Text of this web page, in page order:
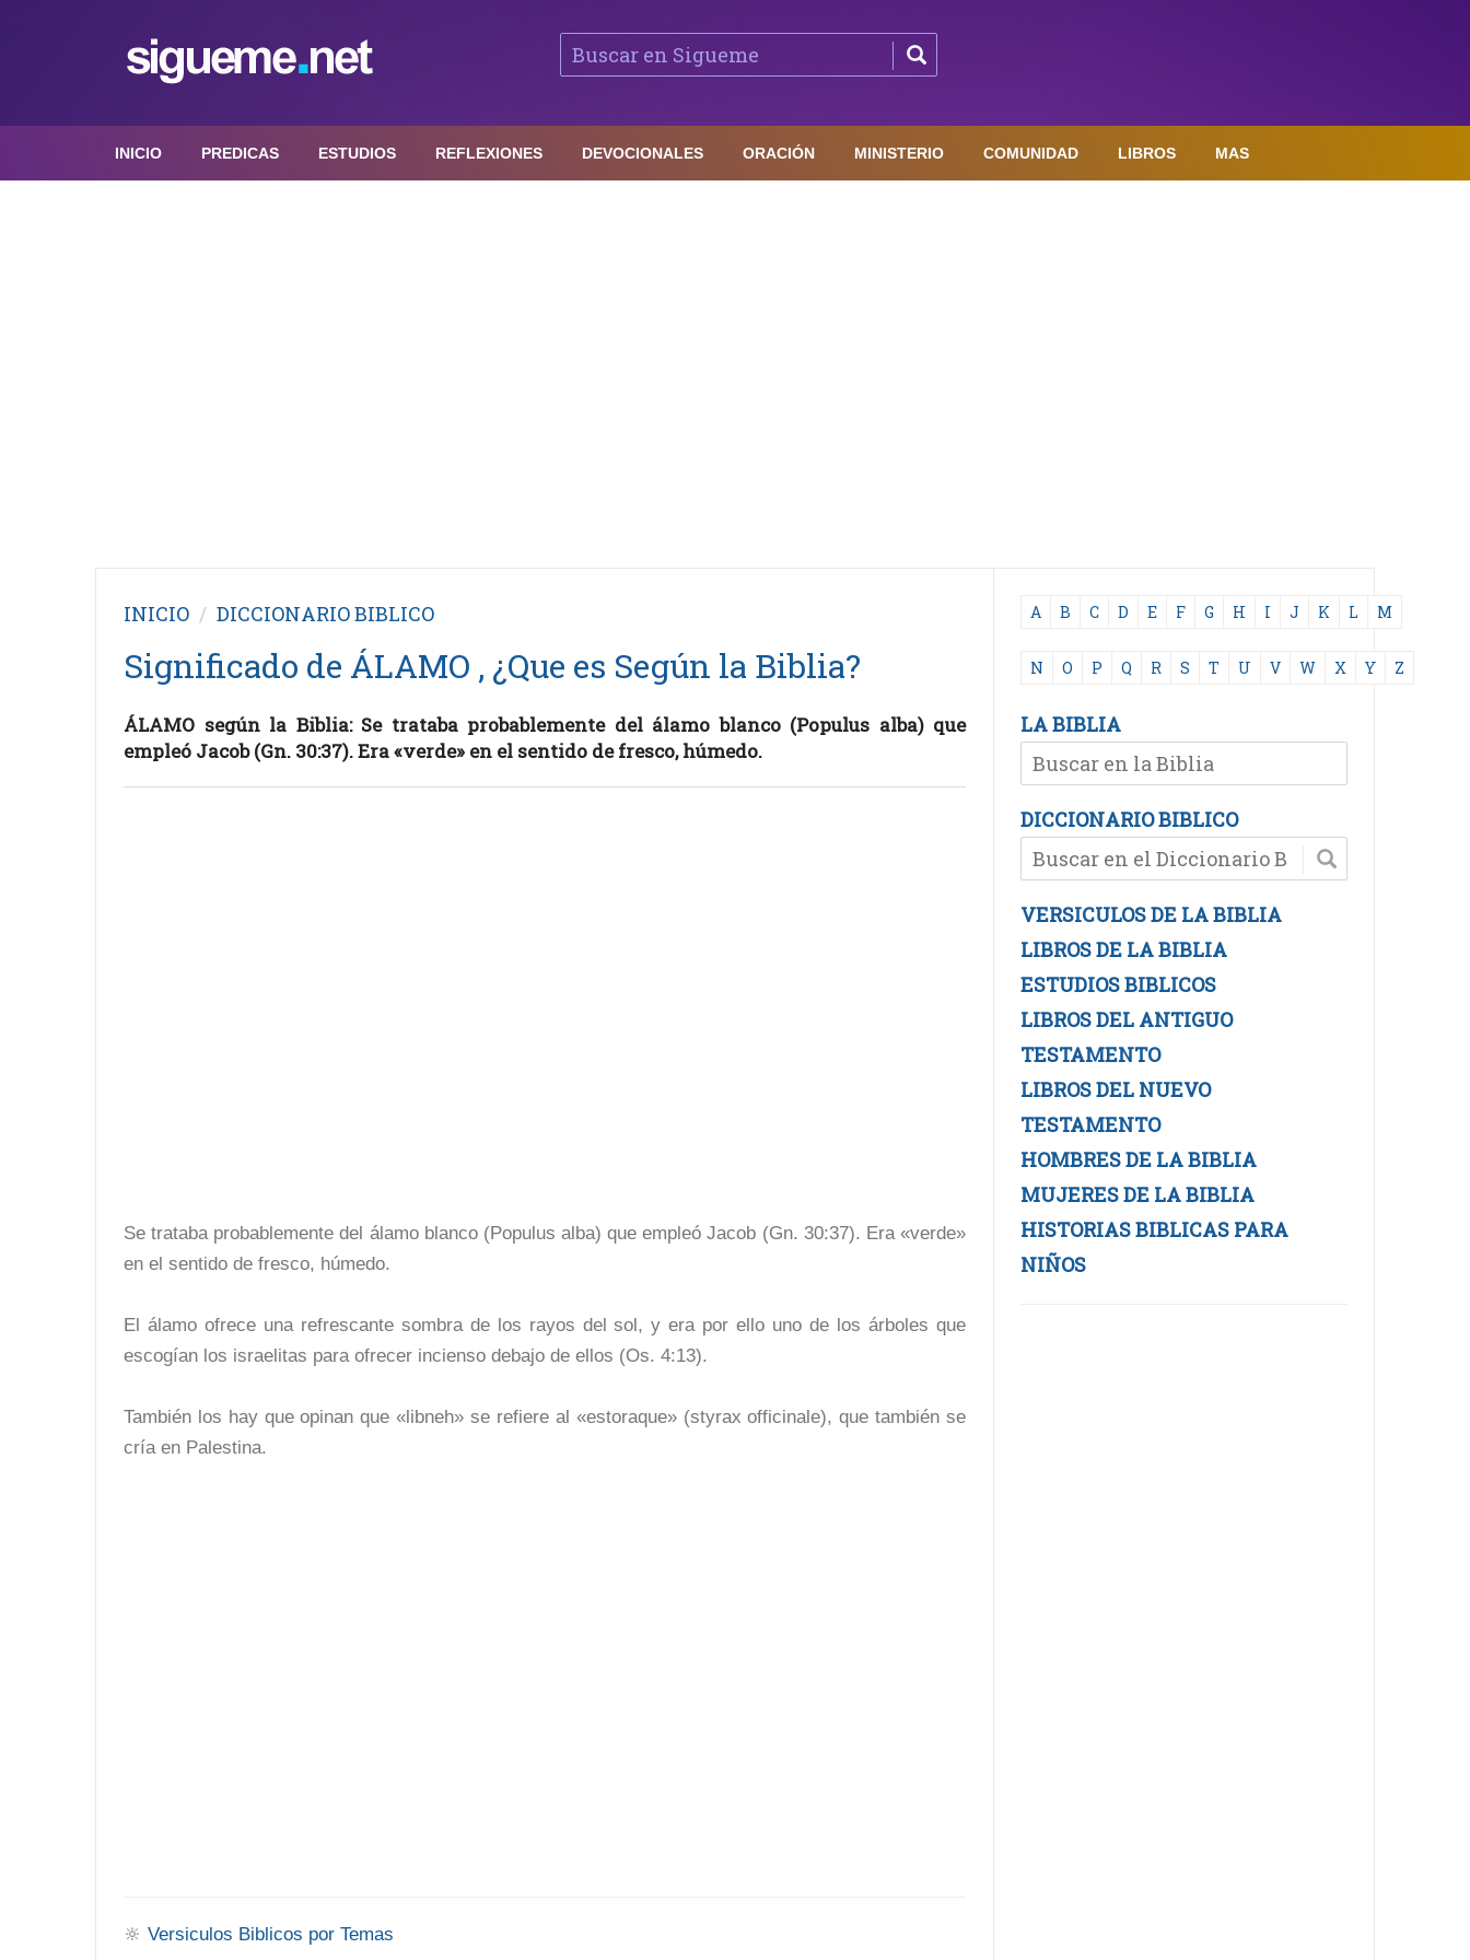
INICIO PREDICAS ESTUDIOS REFLEXIONES DEVOCIONALES ORACIÓN MINISTERIO COMUNIDAD LIBROS MAS
INICIO DICCIONARIO BIBLICO
Significado de ÁLAMO , ¿Que es Según la Biblia?
ÁLAMO según la Biblia: Se trataba probablemente del álamo blanco (Populus alba) que
empleó Jacob (Gn. 30:37). Era «verde» en el sentido de fresco, húmedo.
Se trataba probablemente del álamo blanco (Populus alba) que empleó Jacob (Gn. 30:37). Era «verde»
en el sentido de fresco, húmedo.
El álamo ofrece una refrescante sombra de los rayos del sol, y era por ello uno de los árboles que
escogían los israelitas para ofrecer incienso debajo de ellos (Os. 4:13).
También los hay que opinan que «libneh» se refiere al «estoraque» (styrax officinale), que también se
cría en Palestina.
🔆 Versiculos Biblicos por Temas
A B C D E F G H I J K L M
N O P Q R S T U V W X Y Z
LA BIBLIA
DICCIONARIO BIBLICO
VERSICULOS DE LA BIBLIA
LIBROS DE LA BIBLIA
ESTUDIOS BIBLICOS
LIBROS DEL ANTIGUO
TESTAMENTO
LIBROS DEL NUEVO
TESTAMENTO
HOMBRES DE LA BIBLIA
MUJERES DE LA BIBLIA
HISTORIAS BIBLICAS PARA
NIÑOS